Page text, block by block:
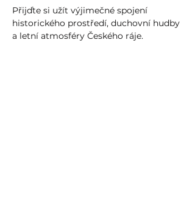
Přijďte si užít výjimečné spojení
historického prostředí, duchovní hudby
a letní atmosféry Českého ráje.